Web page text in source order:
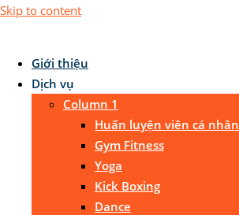
Skip to content
Giới thiệu
Dịch vụ
Column 1
Huấn luyện viên cá nhân
Gym Fitness
Yoga
Kick Boxing
Dance